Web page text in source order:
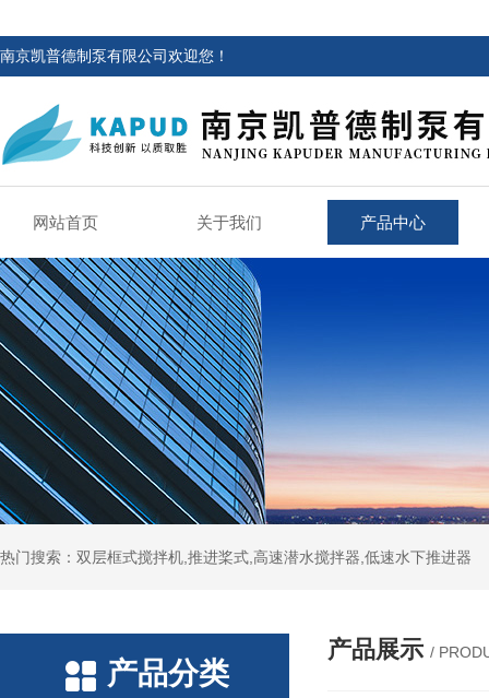
南京凯普德制泵有限公司欢迎您！
网站首页 关于我们 产品中心
热门搜索：双层框式搅拌机,推进桨式,高速潜水搅拌器,低速水下推进器
产品分类
产品展示 /